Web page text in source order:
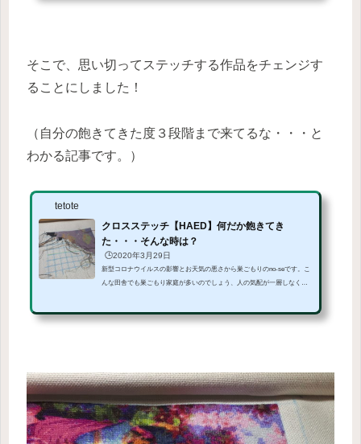
テストをしましたが、なかなかおもしろい・・・生活感あふれるバック
そこで、思い切ってステッチする作品をチェンジす
ることにしました！
（自分の飽きてきた度３段階まで来てるな・・・と
わかる記事です。）
tetote
クロスステッチ【HAED】何だか飽きてき
た・・・そんな時は？
🕒️2020年3月29日
新型コロナウイルスの影響とお天気の悪さから巣ごもりのno-seです。こ
んな田舎でも巣ごもり家庭が多いのでしょう、人の気配が一層しなくな
ぎて、全然進まないからおもしろくない！とかベタ刺しばっかりで全然